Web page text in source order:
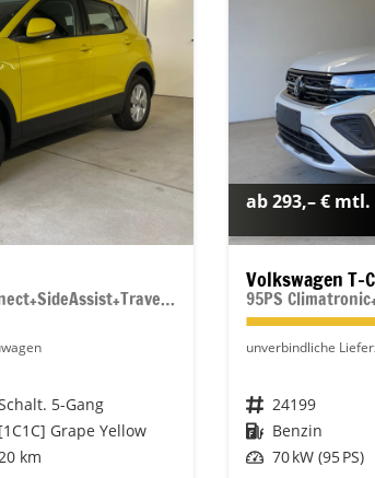
95PS Sitzheiz+PDCvohi+AppConnect+SideAssist+TravelAssist+ACC+Klima
5-Gang
[1C1C] Grape Yellow
km
ab 293,– € mtl.
Volkswagen T-
unverbindliche
Fahrzeugnr. 24199
Kraftstoff Benzin
Leistung 70 kW (95 PS)